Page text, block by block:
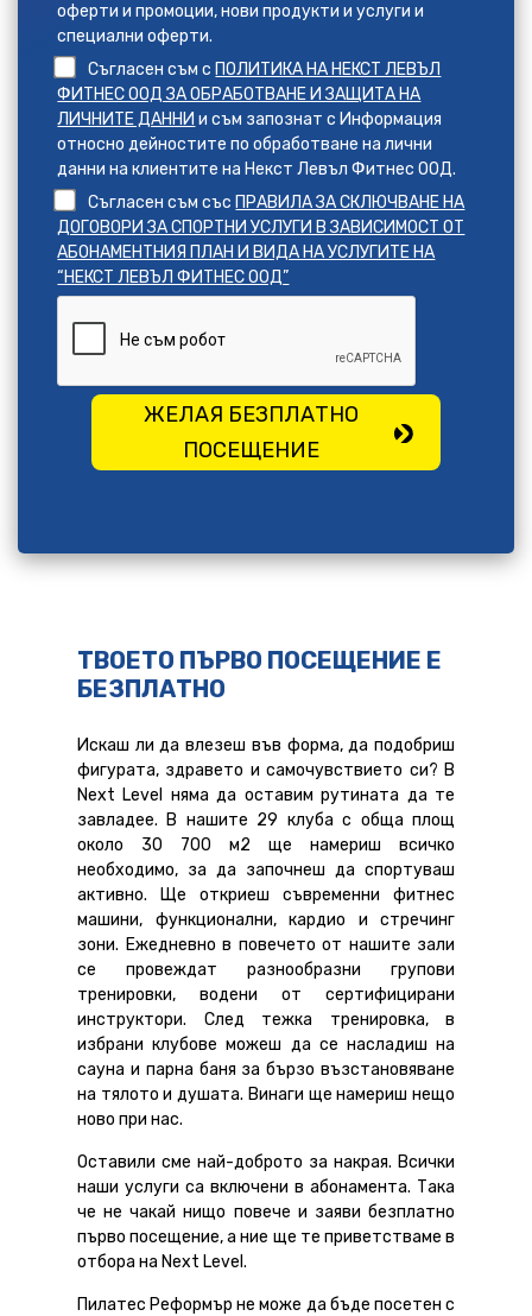
оферти и промоции, нови продукти и услуги и
специални оферти.
Съгласен съм с ПОЛИТИКА НА НЕКСТ ЛЕВЪЛ
ФИТНЕС ООД ЗА ОБРАБОТВАНЕ И ЗАЩИТА НА
ЛИЧНИТЕ ДАННИ и съм запознат с Информация
относно дейностите по обработване на лични
данни на клиентите на Некст Левъл Фитнес ООД.
Съгласен съм със ПРАВИЛА ЗА СКЛЮЧВАНЕ НА
ДОГОВОРИ ЗА СПОРТНИ УСЛУГИ В ЗАВИСИМОСТ ОТ
АБОНАМЕНТНИЯ ПЛАН И ВИДА НА УСЛУГИТЕ НА
“НЕКСТ ЛЕВЪЛ ФИТНЕС ООД”
ЖЕЛАЯ БЕЗПЛАТНО
ПОСЕЩЕНИЕ
ТВОЕТО ПЪРВО ПОСЕЩЕНИЕ Е
БЕЗПЛАТНО
Искаш ли да влезеш във форма, да подобриш
фигурата, здравето и самочувствието си? В
Next Level няма да оставим рутината да те
завладее. В нашите 29 клуба с обща площ
около 30 700 м2 ще намериш всичко
необходимо, за да започнеш да спортуваш
активно. Ще откриеш съвременни фитнес
машини, функционални, кардио и стречинг
зони. Ежедневно в повечето от нашите зали
се провеждат разнообразни групови
тренировки, водени от сертифицирани
инструктори. След тежка тренировка, в
избрани клубове можеш да се насладиш на
сауна и парна баня за бързо възстановяване
на тялото и душата. Винаги ще намериш нещо
ново при нас.
Оставили сме най-доброто за накрая. Всички
наши услуги са включени в абонамента. Така
че не чакай нищо повече и заяви безплатно
първо посещение, а ние ще те приветстваме в
отбора на Next Level.
Пилатес Реформър не може да бъде посетен с